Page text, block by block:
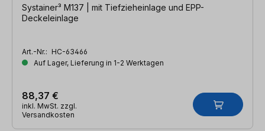
Systainer³ M137 | mit Tiefzieheinlage und EPP-
Deckeleinlage
Art.-Nr.: HC-63466
Auf Lager, Lieferung in 1-2 Werktagen
88,37 €
inkl. MwSt. zzgl.
Versandkosten